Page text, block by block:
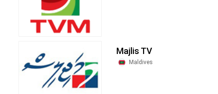
Majlis TV
Maldives